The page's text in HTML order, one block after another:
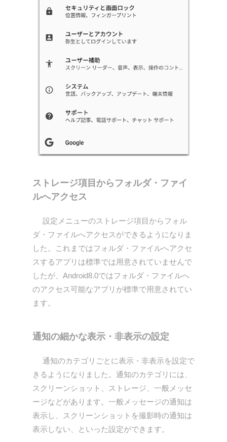
ストレージ項目からフォルダ・ファイ
ルへアクセス
設定メニューのストレージ項目からフォル
ダ・ファイルへアクセスができるようになりま
した。これまではフォルダ・ファイルへアクセ
スするアプリは標準では用意されていませんで
したが、Android8.0ではフォルダ・ファイルへ
のアクセス可能なアプリが標準で用意されてい
ます。
通知の細かな表示・非表示の設定
通知のカテゴリごとに表示・非表示を設定で
きるようになりました。通知のカテゴリには、
スクリーンショット、ストレージ、一般メッセ
ージなどがあります。一般メッセージの通知は
表示し、スクリーンショットを撮影時の通知は
表示しない、といった設定ができます。